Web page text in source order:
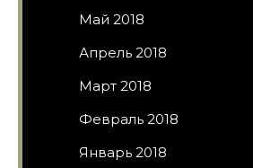
Май 2018
Апрель 2018
Март 2018
Февраль 2018
Январь 2018